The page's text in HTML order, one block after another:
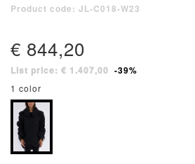
Product code: JL-C018-W23
€ 844,20
List price: € 1.407,00 -39%
1 color